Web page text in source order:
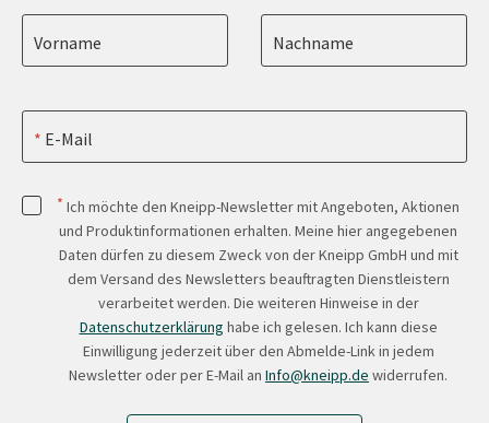
Vorname Nachname
E-Mail
* Ich möchte den Kneipp-Newsletter mit Angeboten, Aktionen
und Produktinformationen erhalten. Meine hier angegebenen
Daten dürfen zu diesem Zweck von der Kneipp GmbH und mit
dem Versand des Newsletters beauftragten Dienstleistern
verarbeitet werden. Die weiteren Hinweise in der
Datenschutzerklärung habe ich gelesen. Ich kann diese
Einwilligung jederzeit über den Abmelde-Link in jedem
Newsletter oder per E-Mail an Info@kneipp.de widerrufen.